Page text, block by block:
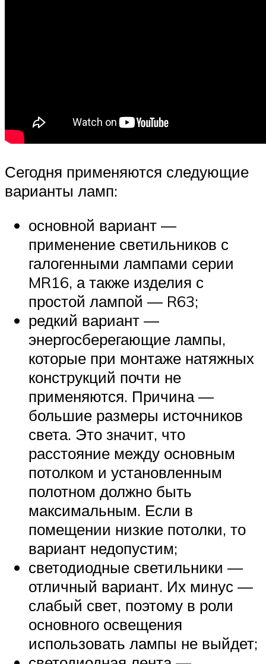
Сегодня применяются следующие
варианты ламп:
основной вариант —
применение светильников с
галогенными лампами серии
MR16, а также изделия с
простой лампой — R63;
редкий вариант —
энергосберегающие лампы,
которые при монтаже натяжных
конструкций почти не
применяются. Причина —
большие размеры источников
света. Это значит, что
расстояние между основным
потолком и установленным
полотном должно быть
максимальным. Если в
помещении низкие потолки, то
вариант недопустим;
светодиодные светильники —
отличный вариант. Их минус —
слабый свет, поэтому в роли
основного освещения
использовать лампы не выйдет;